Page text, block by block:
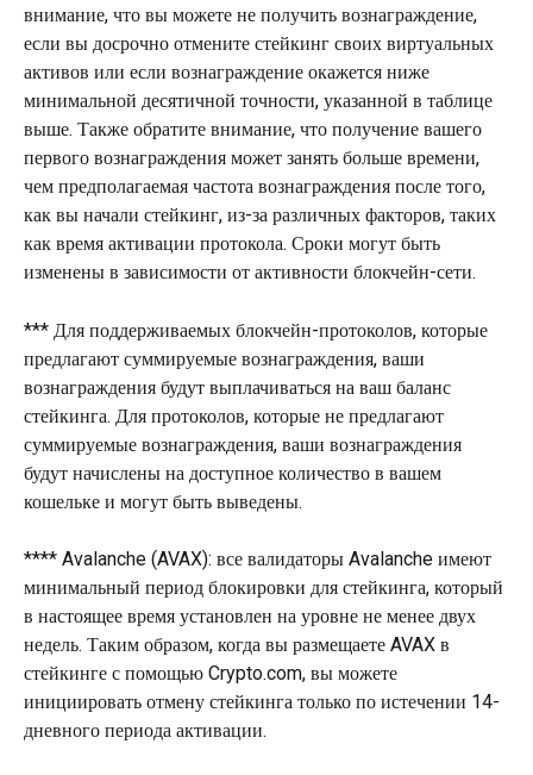
внимание, что вы можете не получить вознаграждение,
если вы досрочно отмените стейкинг своих виртуальных
активов или если вознаграждение окажется ниже
минимальной десятичной точности, указанной в таблице
выше. Также обратите внимание, что получение вашего
первого вознаграждения может занять больше времени,
чем предполагаемая частота вознаграждения после того,
как вы начали стейкинг, из-за различных факторов, таких
как время активации протокола. Сроки могут быть
изменены в зависимости от активности блокчейн-сети.
*** Для поддерживаемых блокчейн-протоколов, которые
предлагают суммируемые вознаграждения, ваши
вознаграждения будут выплачиваться на ваш баланс
стейкинга. Для протоколов, которые не предлагают
суммируемые вознаграждения, ваши вознаграждения
будут начислены на доступное количество в вашем
кошельке и могут быть выведены.
**** Avalanche (AVAX): все валидаторы Avalanche имеют
минимальный период блокировки для стейкинга, который
в настоящее время установлен на уровне не менее двух
недель. Таким образом, когда вы размещаете AVAX в
стейкинге с помощью Crypto.com, вы можете
инициировать отмену стейкинга только по истечении 14-
дневного периода активации.